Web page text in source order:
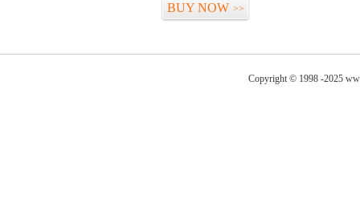
BUY NOW >>
Copyright © 1998 -2025